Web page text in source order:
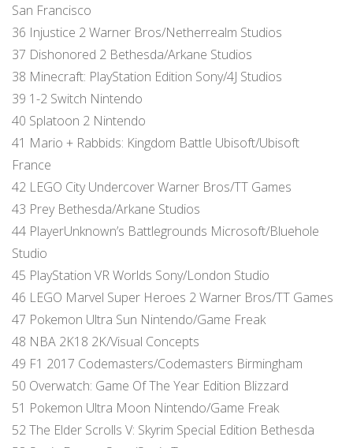
San Francisco
36 Injustice 2 Warner Bros/Netherrealm Studios
37 Dishonored 2 Bethesda/Arkane Studios
38 Minecraft: PlayStation Edition Sony/4J Studios
39 1-2 Switch Nintendo
40 Splatoon 2 Nintendo
41 Mario + Rabbids: Kingdom Battle Ubisoft/Ubisoft
France
42 LEGO City Undercover Warner Bros/TT Games
43 Prey Bethesda/Arkane Studios
44 PlayerUnknown’s Battlegrounds Microsoft/Bluehole
Studio
45 PlayStation VR Worlds Sony/London Studio
46 LEGO Marvel Super Heroes 2 Warner Bros/TT Games
47 Pokemon Ultra Sun Nintendo/Game Freak
48 NBA 2K18 2K/Visual Concepts
49 F1 2017 Codemasters/Codemasters Birmingham
50 Overwatch: Game Of The Year Edition Blizzard
51 Pokemon Ultra Moon Nintendo/Game Freak
52 The Elder Scrolls V: Skyrim Special Edition Bethesda